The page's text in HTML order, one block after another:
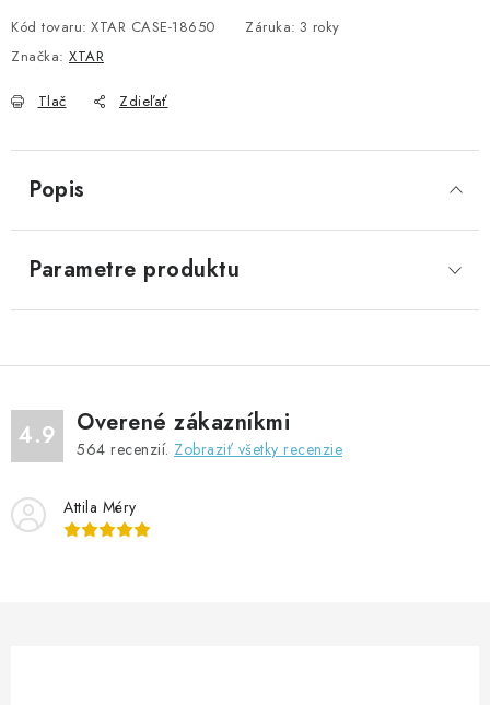
Kód tovaru: XTAR CASE-18650 Záruka: 3 roky
Značka: XTAR
Tlač Zdieľať
Popis
Parametre produktu
4.9 Overené zákazníkmi
564 recenzií. Zobraziť všetky recenzie
Attila Méry